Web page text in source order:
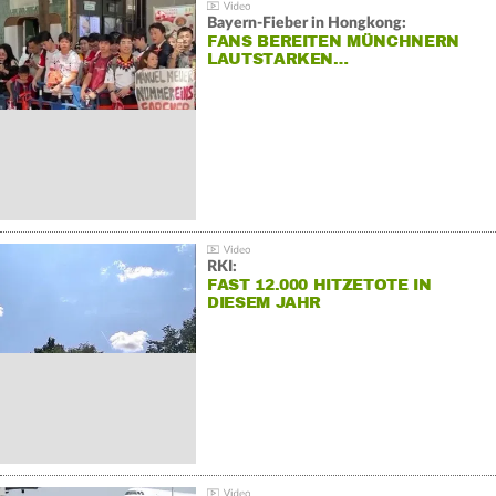
Bayern-Fieber in Hongkong:
FANS BEREITEN MÜNCHNERN
LAUTSTARKEN…
RKI:
FAST 12.000 HITZETOTE IN
DIESEM JAHR